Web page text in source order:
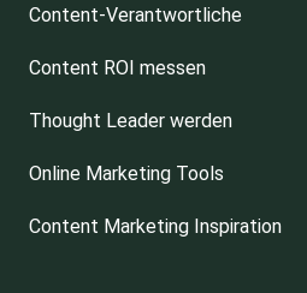
Content-Verantwortliche
Content ROI messen
Thought Leader werden
Online Marketing Tools
Content Marketing Inspiration